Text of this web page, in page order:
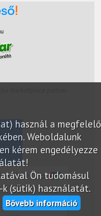
használ a megfelelő
Weboldalunk
kérem engedélyezze
Ön tudomásul
(sütik) használatát.
Bővebb információ